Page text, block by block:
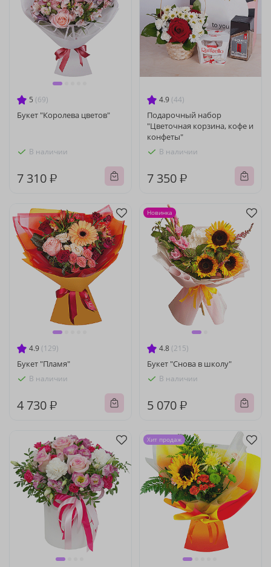
5 (69)
Букет "Королева цветов"
В наличии
7 310 ₽
4.9 (44)
Подарочный набор
"Цветочная корзина, кофе и
конфеты"
В наличии
7 350 ₽
4.9 (129)
Букет "Пламя"
В наличии
4 730 ₽
4.8 (215)
Букет "Снова в школу"
В наличии
5 070 ₽
Новинка
Хит продаж